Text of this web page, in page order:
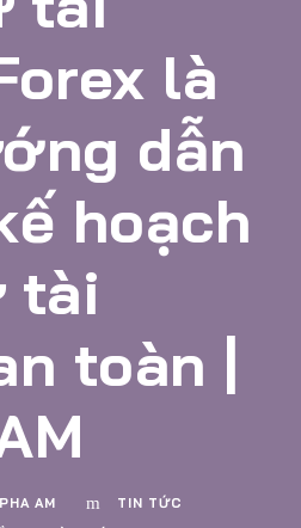
là
dẫn
hoạch
tài
toàn |
AM
TIN TỨC